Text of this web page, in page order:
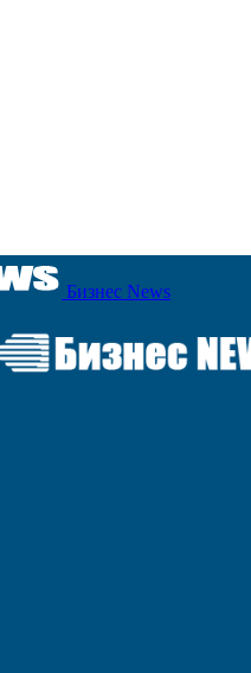
Бизнес News